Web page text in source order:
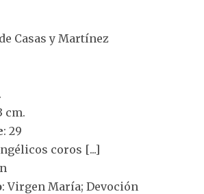
Casas y Martínez
cm.
: 29
coros [...]
: Virgen María; Devoción